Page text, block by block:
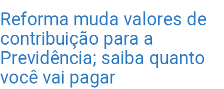
Reforma muda valores de
contribuição para a
Previdência; saiba quanto
você vai pagar